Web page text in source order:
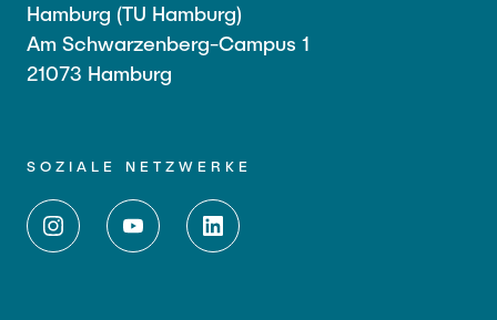
Hamburg (TU Hamburg)
Am Schwarzenberg-Campus 1
21073 Hamburg
SOZIALE NETZWERKE